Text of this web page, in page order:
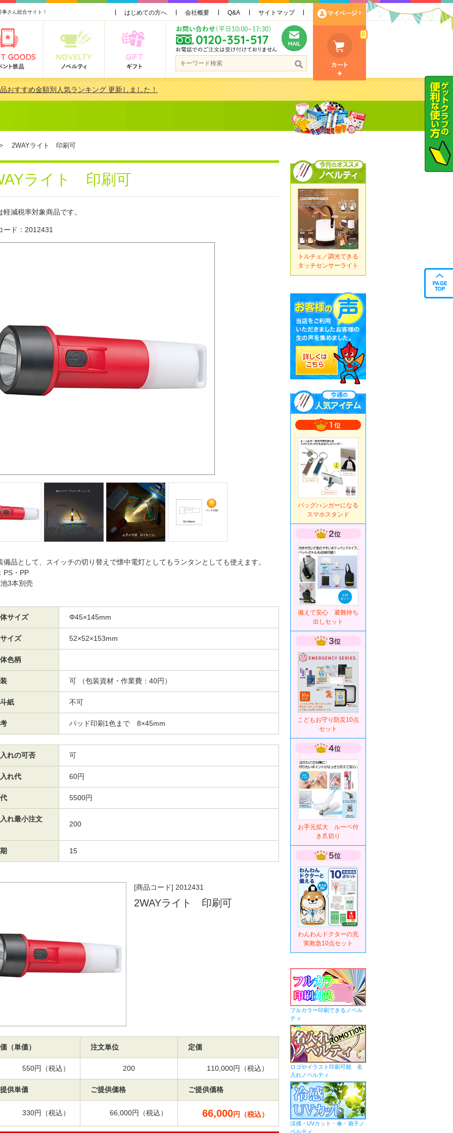
さん総合サイト！ はじめての方へ 会社概要 Q&A サイトマップ
0
おすすめ金額別人気ランキング 更新しました！
3000円未満［2000円～2999円編］もらってうれしい人気ラ…
ライト 印刷可
ライト 印刷可
減税率対象商品です。
ード：2012431
備品として、スイッチの切り替えで懐中電灯としてもランタンとしても使えます。
PS・PP
3本別売
サイズ Φ45×145mm
イズ 52×52×153mm
色柄
可 （包装資材・作業費：40円）
紙 不可
パッド印刷1色まで 8×45mm
れの可否 可
れ代 60円
5500円
れ最小注文
200
15
[商品コード] 2012431
2WAYライト 印刷可
（単価） 注文単位 定価
550円（税込） 200 110,000円（税込）
供単価 ご提供価格 ご提供価格
330円（税込） 66,000円（税込） 66,000円（税込）
トルチェ／調光できる
タッチセンサーライト
バッグハンガーになる
スマホスタンド
備えて安心 避難持ち
出しセット
こどもお守り防災10点
セット
お手元拡大 ルーペ付
き爪切り
わんわんドクターの充
実救急10点セット
フルカラー印刷できるノベル
ティ
ロゴやイラスト印刷可能 名
入れノベルティ
涼感・UVカット・傘・扇子ノ
ベルティ